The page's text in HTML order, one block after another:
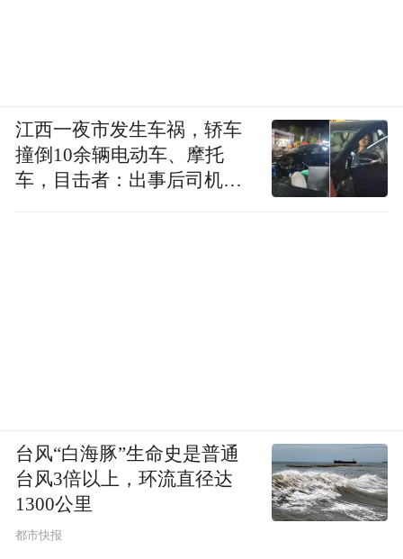
江西一夜市发生车祸，轿车
撞倒10余辆电动车、摩托
车，目击者：出事后司机一
台风“白海豚”生命史是普通
台风3倍以上，环流直径达
1300公里
都市快报